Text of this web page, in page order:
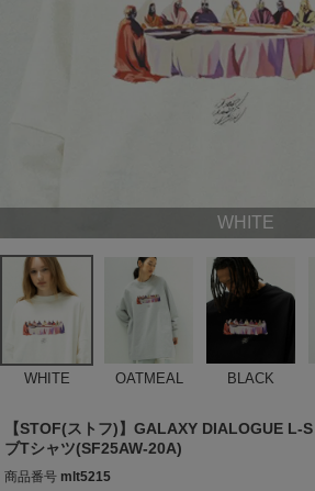
WHITE
WHITE OATMEAL BLACK
【STOF(ストフ)】GALAXY DIALOGUE L-
ブTシャツ(SF25AW-20A)
商品番号 mlt5215